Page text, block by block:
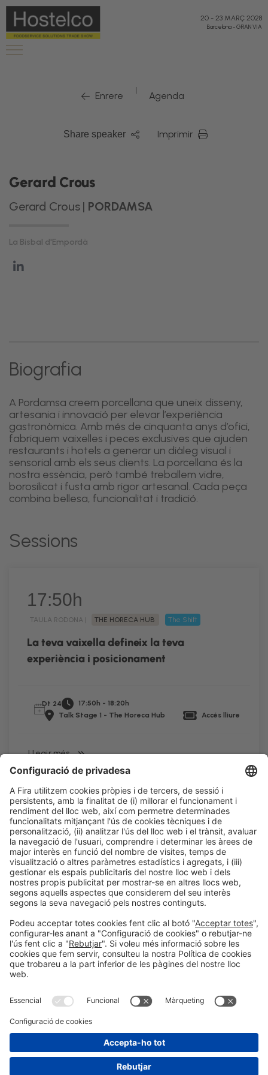
20 - 23 MARÇ 2028
Barcelona-GRAN VIA
Enrere | Agenda
Share speaker Imprimir
Gerard Crous
Gerard Crous | PORDAMSA
La Bisbal d'Empordà
Biografia
A Pordamsa creem porcellana que uneix disseny,
artesania i innovació per elevar l’experiència
gastronòmica. Amb més de cinquanta anys d’ofici,
fabriquem vaixelles i peces exclusives que ajuden
restaurants i hotels a generar un diàleg visual i
sensorial amb els seus clients. La porcellana és la
nostra essència, però també treballem vidre,
borosilicat i fusta amb rigor artesanal. Cada peça
combina bellesa, funcionalitat i tradició.
Sessions
17:50h
TAULA RODONA | THE HORECA HUB The Shift
La teva vaixella defineix la teva
experiència i posicionament
Dt 24
17:50h - 18:20h
Talk Stage 1 - The Horeca Hub
Accés lliure
LLegir més
Informació legalAvís legal Política de privacitatPolítica de cookies
a les xarxes socials